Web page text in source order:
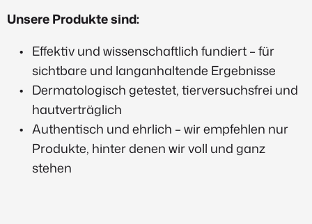
Unsere Produkte sind:
Effektiv und wissenschaftlich fundiert – für
sichtbare und langanhaltende Ergebnisse
Dermatologisch getestet, tierversuchsfrei und
hautverträglich
Authentisch und ehrlich – wir empfehlen nur
Produkte, hinter denen wir voll und ganz
stehen